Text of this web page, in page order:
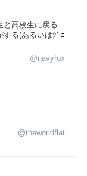
と高校生に戻る
する(あるいはｼﾞｪ
@navyfox
@theworldflat